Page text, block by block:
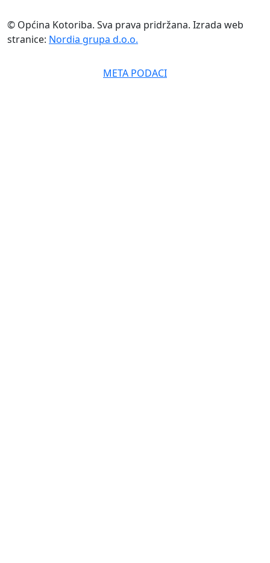
© Općina Kotoriba. Sva prava pridržana. Izrada web
stranice: Nordia grupa d.o.o.
META PODACI